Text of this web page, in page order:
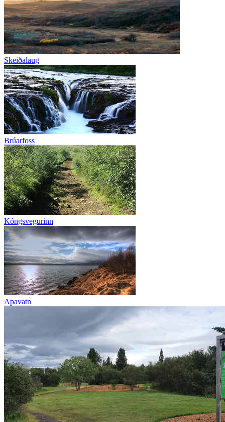
Skeiðalaug
Brúarfoss
Kóngsvegurinn
Apavatn